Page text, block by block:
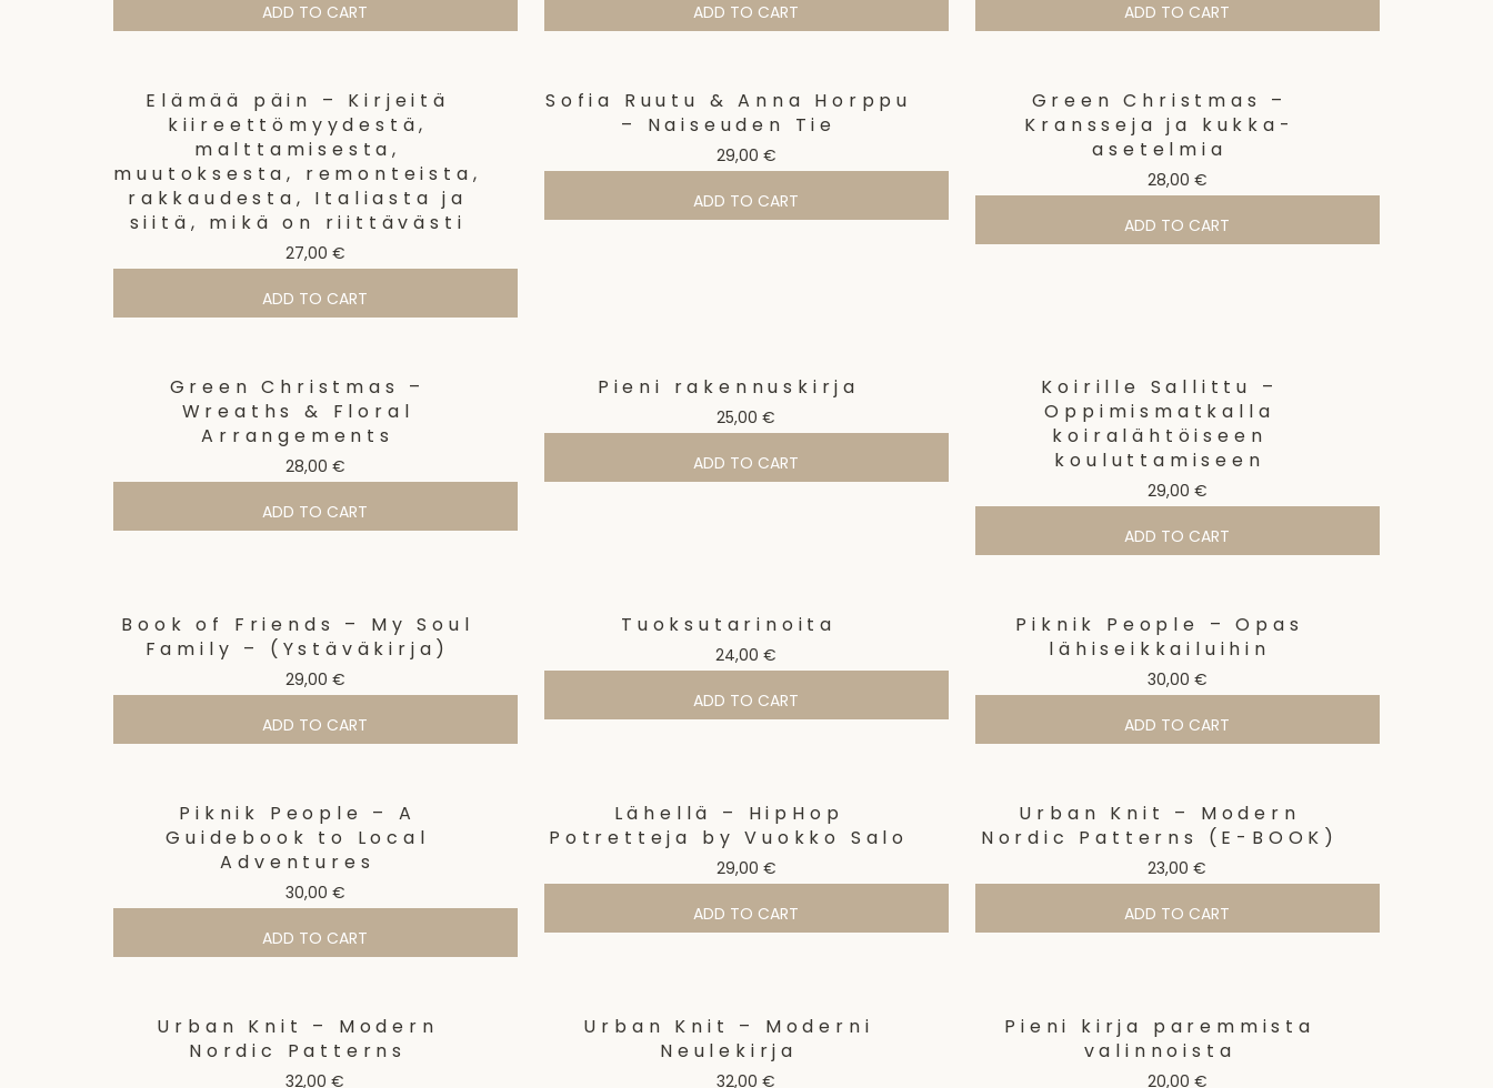
ADD TO CART ADD TO CART ADD TO CART
Elämää päin – Kirjeitä
kiireettömyydestä,
malttamisesta,
muutoksesta, remonteista,
rakkaudesta, Italiasta ja
siitä, mikä on riittävästi
27,00 €
ADD TO CART
Sofia Ruutu & Anna Horppu
– Naiseuden Tie
29,00 €
ADD TO CART
Green Christmas –
Kransseja ja kukka-
asetelmia
28,00 €
ADD TO CART
Green Christmas –
Wreaths & Floral
Arrangements
28,00 €
ADD TO CART
Pieni rakennuskirja
25,00€
ADD TO CART
Koirille Sallittu –
Oppimismatkalla
koiralähtöiseen
kouluttamiseen
29,00 €
ADD TO CART
Book of Friends – My Soul
Family – (Ystäväkirja)
29,00 €
ADD TO CART
Tuoksutarinoita
24,00€
ADD TO CART
Piknik People – Opas
lähiseikkailuihin
30,00 €
ADD TO CART
Piknik People – A
Guidebook to Local
Adventures
30,00 €
ADD TO CART
Lähellä – HipHop
Potretteja by Vuokko Salo
29,00 €
ADD TO CART
Urban Knit – Modern
Nordic Patterns (E-BOOK)
23,00€
ADD TO CART
Urban Knit – Modern
Nordic Patterns
32,00€
Urban Knit – Moderni
Neulekirja
32,00€
Pieni kirja paremmista
valinnoista
20,00 €